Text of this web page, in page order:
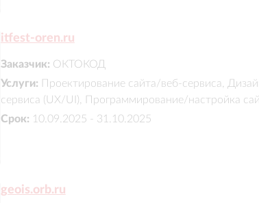
itfest-oren.ru
Заказчик: ОКТОКОД
Услуги:
Проектирование сайта/веб-сервиса,
сервиса (UX/UI), Программирование/настройка
Срок: 10.09.2025 - 31.10.2025
geois.orb.ru